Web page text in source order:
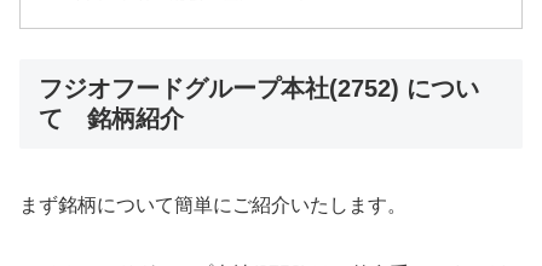
フジオフードグループ本社(2752) につい
て 銘柄紹介
まず銘柄について簡単にご紹介いたします。